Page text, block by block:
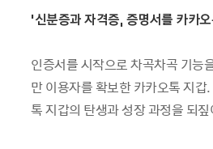
'신분증과 자격증, 증명서를 카카
인증서를 시작으로 차곡차곡 기능
만 이용자를 확보한 카카오톡 지갑.
톡 지갑의 탄생과 성장 과정을 되